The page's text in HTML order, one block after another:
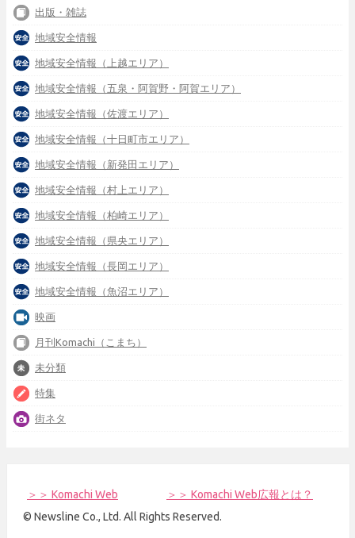
出版・雑誌
地域安全情報
地域安全情報（上越エリア）
地域安全情報（五泉・阿賀野・阿賀エリア）
地域安全情報（佐渡エリア）
地域安全情報（十日町市エリア）
地域安全情報（新発田エリア）
地域安全情報（村上エリア）
地域安全情報（柏崎エリア）
地域安全情報（県央エリア）
地域安全情報（長岡エリア）
地域安全情報（魚沼エリア）
映画
月刊Komachi（こまち）
未分類
特集
街ネタ
＞＞ Komachi Web
＞＞ Komachi Web広報とは？
© Newsline Co., Ltd. All Rights Reserved.